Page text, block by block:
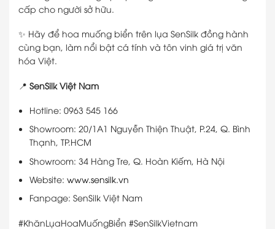
cấp cho người sở hữu.
✨ Hãy để hoa muống biển trên lụa SenSilk đồng hành
cùng bạn, làm nổi bật cá tính và tôn vinh giá trị văn
hóa Việt.
📍 SenSilk Việt Nam
Hotline: 0963 545 166
Showroom: 20/1A1 Nguyễn Thiện Thuật, P.24, Q. Bình
Thạnh, TP.HCM
Showroom: 34 Hàng Tre, Q. Hoàn Kiếm, Hà Nội
Website:www.sensilk.vn
Fanpage: SenSilk Việt Nam
#KhănLụaHoaMuốngBiển #SenSilkVietnam